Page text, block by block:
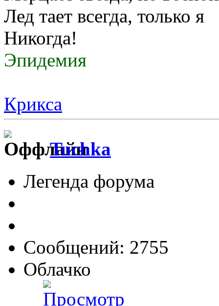
Лед тает всегда, только я
Никогда!
Эпидемия
Крикса
Tuchka
Легенда форума
Сообщений: 2755
Облачко